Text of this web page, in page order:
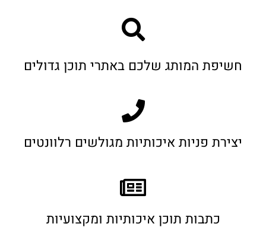
חשיפת המותג שלכם באתרי תוכן גדולים
יצירת פניות איכותיות מגולשים רלוונטים
כתבות תוכן איכותיות ומקצועיות